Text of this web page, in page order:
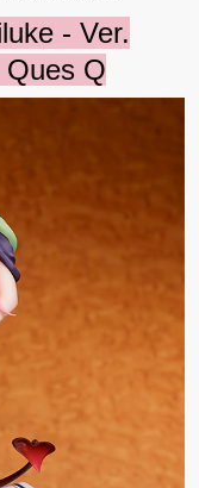
- Ver.
Ques Q